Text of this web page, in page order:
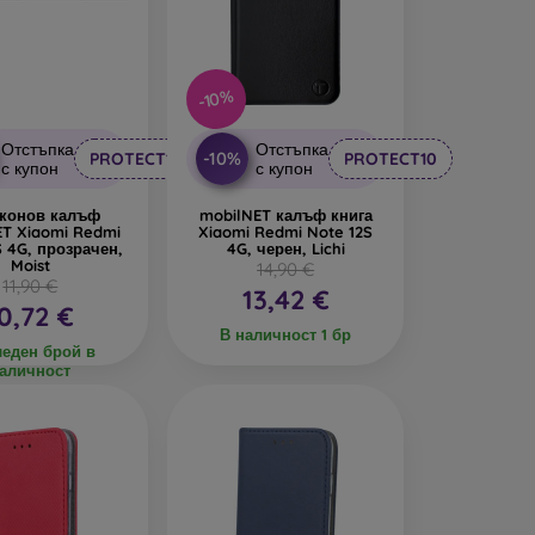
изработват от рециклирани материали, така
днес е много важна.
за телефони, изработени от различни
Отстъпка
с купон
PROTECT10
калъф
Xiaomi Redmi
4G, прозрачен,
Moist
11,90 €
€
брой в
-10%
-10%
Отстъпка
с купон
PROTECT10
mobilNET калъф книга
Xiaomi Redmi Note 12S
4G, черен, Lichi
14,90 €
13,42 €
В наличност 1 бр